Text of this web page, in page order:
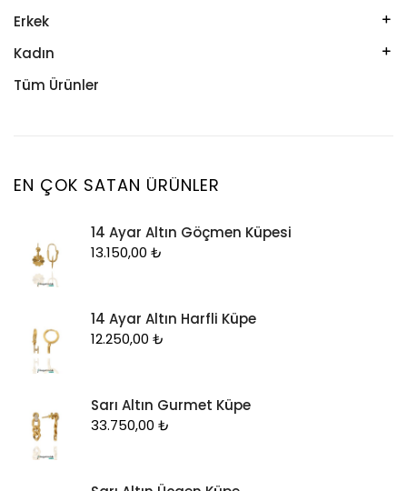
Kelepçe
Kolye
Künye
Erkek
Kelepçe
Künye
Kadın
Bileklik
Küpe
Piercing
Şahmeran
Yüzük
Tüm Ürünler
EN ÇOK SATAN ÜRÜNLER
14 Ayar Altın Göçmen Küpesi
13.150,00 ₺
14 Ayar Altın Harfli Küpe
12.250,00 ₺
Sarı Altın Gurmet Küpe
33.750,00 ₺